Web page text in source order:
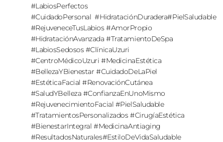
#LabiosPerfectos
#CuidadoPersonal#HidrataciónDuradera#PielSaludable
#RejuveneceTusLabios #AmorPropio
#HidrataciónAvanzada #TratamientoDeSpa
#LabiosSedosos #ClínicaUzuri
#CentroMédicoUzuri #MedicinaEstética
#BellezaYBienestar #CuidadoDeLaPiel
#EstéticaFacial #RenovaciónCutánea
#SaludYBelleza #ConfianzaEnUnoMismo
#RejuvenecimientoFacial #PielSaludable
#TratamientosPersonalizados#CirugíaEstética
#BienestarIntegral #MedicinaAntiaging
#ResultadosNaturales#EstiloDeVidaSaludable